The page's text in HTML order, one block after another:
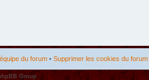
du forum • Supprimer les cookies du forum
Group